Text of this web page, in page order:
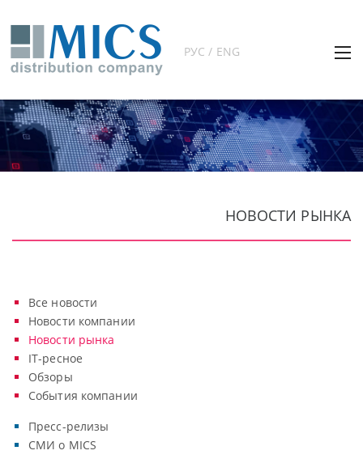
РУС / ENG
НОВОСТИ РЫНКА
Все новости
Новости компании
Новости рынка
IT-ресное
Обзоры
События компании
Пресс-релизы
СМИ о MICS